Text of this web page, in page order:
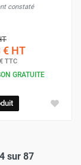
constaté
€ HT
TTC
GRATUITE
sur 87